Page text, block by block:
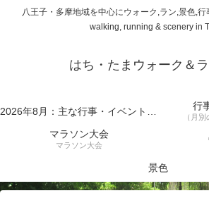
八王子・多摩地域を中心にウォーク,ラン,景色,
walking, running & scenery in
はち・たまウォーク＆
2026年8月：主な行事・イベント一覧 行
（月
マラソン大会
マラソン大会
景色